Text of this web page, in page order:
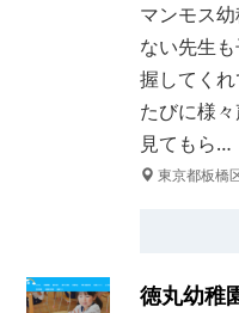
マンモス
ない先生
握してく
たびに様
見てもら…
東京都板橋
徳丸幼稚